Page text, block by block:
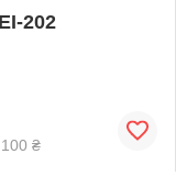
202
₴